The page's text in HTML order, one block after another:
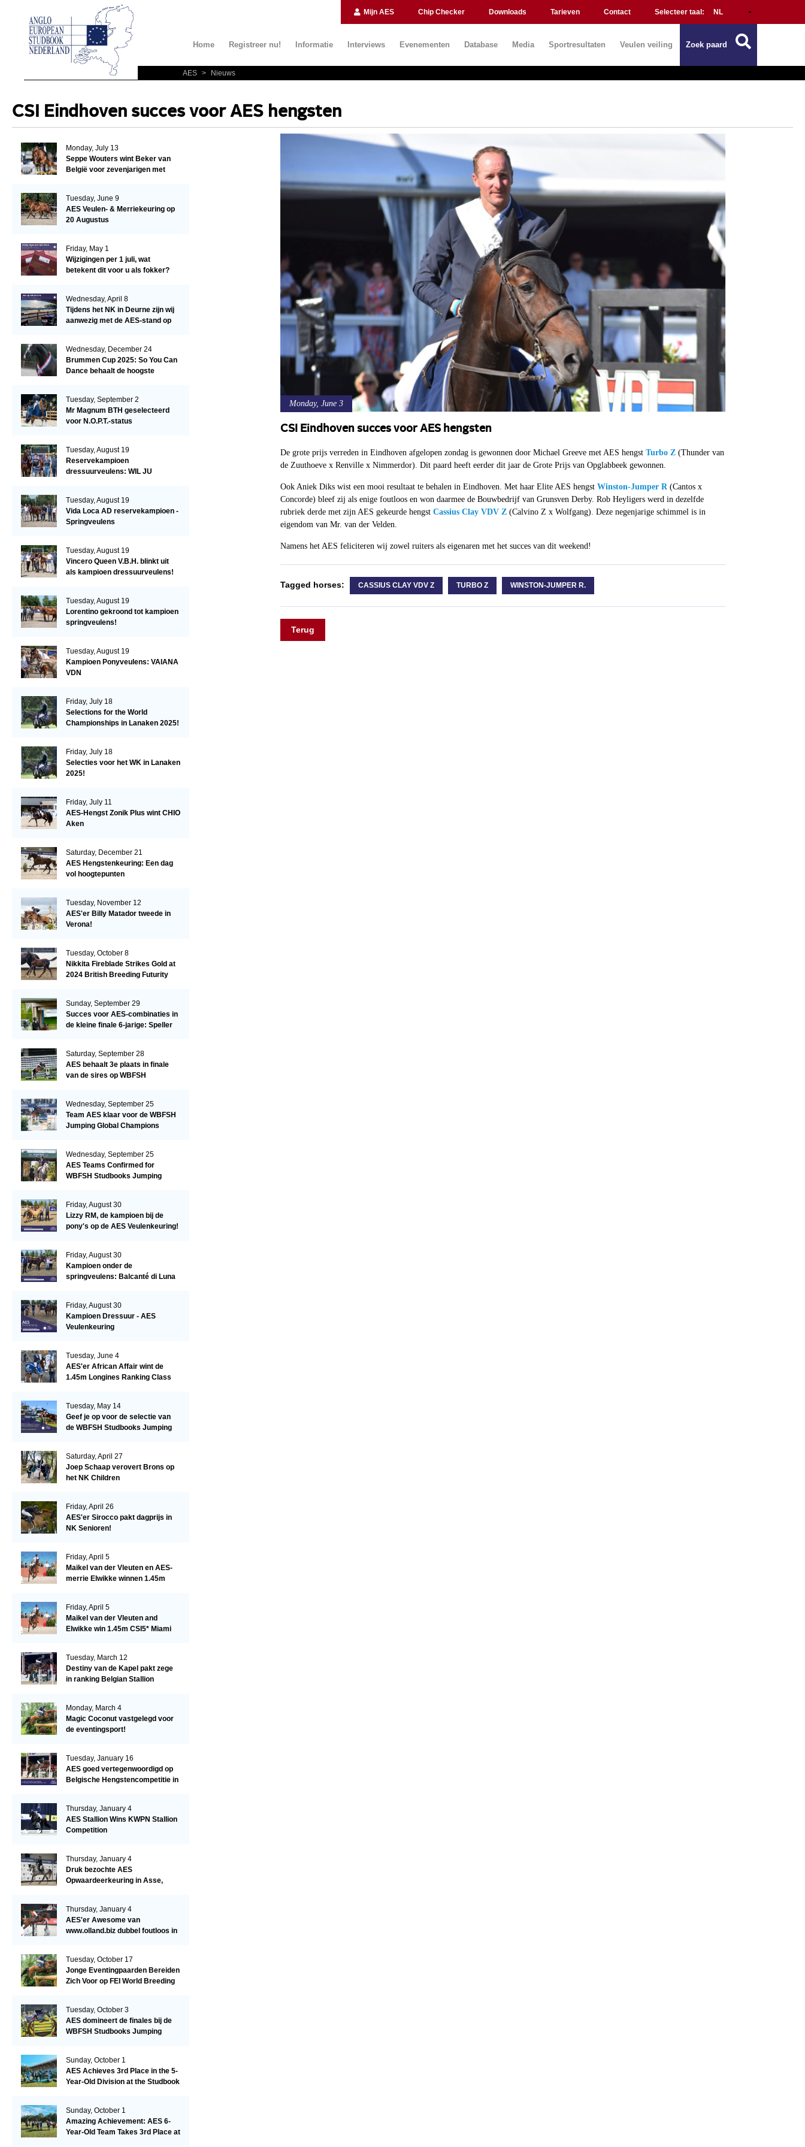
Mijn AES Chip Checker Downloads Tarieven Contact Selecteer taal:
Home Registreer nu! Informatie Interviews Evenementen Database Media Sportresultaten Veulen veiling Zoek paard
AES > Nieuws
CSI Eindhoven succes voor AES hengsten
Monday, June 3
CSI Eindhoven succes voor AES hengsten
De grote prijs verreden in Eindhoven afgelopen zondag is gewonnen door Michael Greeve met AES hengst Turbo Z(Thunder van
de Zuuthoeve x Renville x Nimmerdor). Dit paard heeft eerder dit jaar de Grote Prijs van Opglabbeek gewonnen.
Ook Aniek Diks wist een mooi resultaat te behalen in Eindhoven. Met haar Elite AES hengst Winston-Jumper R(Cantos x
Concorde) bleef zij als enige foutloos en won daarmee de Bouwbedrijf van Grunsven Derby. Rob Heyligers werd in dezelfde
rubriek derde met zijn AES gekeurde hengst Cassius Clay VDV Z(Calvino Z x Wolfgang). Deze negenjarige schimmel is in
eigendom van Mr. van der Velden.
Namens het AES feliciteren wij zowel ruiters als eigenaren met het succes van dit weekend!
Tagged horses: CASSIUS CLAY VDV Z TURBO Z WINSTON-JUMPER R.
Terug
Monday, July 13
Seppe Wouters wint Beker van
België voor zevenjarigen met
Tuesday, June 9
AES Veulen- & Merriekeuring op
20 Augustus
Friday, May 1
Wijzigingen per 1 juli, wat
betekent dit voor u als fokker?
Wednesday, April 8
Tijdens het NK in Deurne zijn wij
aanwezig met de AES-stand op
Wednesday, December 24
Brummen Cup 2025: So You Can
Dance behaalt de hoogste
Tuesday, September 2
Mr Magnum BTH geselecteerd
voor N.O.P.T.-status
Tuesday, August 19
Reservekampioen
dressuurveulens: WIL JU
Tuesday, August 19
Vida Loca AD reservekampioen -
Springveulens
Tuesday, August 19
Vincero Queen V.B.H. blinkt uit
als kampioen dressuurveulens!
Tuesday, August 19
Lorentino gekroond tot kampioen
springveulens!
Tuesday, August 19
Kampioen Ponyveulens: VAIANA
VDN
Friday, July 18
Selections for the World
Championships in Lanaken 2025!
Friday, July 18
Selecties voor het WK in Lanaken
2025!
Friday, July 11
AES-Hengst Zonik Plus wint CHIO
Aken
Saturday, December 21
AES Hengstenkeuring: Een dag
vol hoogtepunten
Tuesday, November 12
AES'er Billy Matador tweede in
Verona!
Tuesday, October 8
Nikkita Fireblade Strikes Gold at
2024 British Breeding Futurity
Sunday, September 29
Succes voor AES-combinaties in
de kleine finale 6-jarige: Speller
Saturday, September 28
AES behaalt 3e plaats in finale
van de sires op WBFSH
Wednesday, September 25
Team AES klaar voor de WBFSH
Jumping Global Champions
Wednesday, September 25
AES Teams Confirmed for
WBFSH Studbooks Jumping
Friday, August 30
Lizzy RM, de kampioen bij de
pony's op de AES Veulenkeuring!
Friday, August 30
Kampioen onder de
springveulens: Balcanté di Luna
Friday, August 30
Kampioen Dressuur - AES
Veulenkeuring
Tuesday, June 4
AES'er African Affair wint de
1.45m Longines Ranking Class
Tuesday, May 14
Geef je op voor de selectie van
de WBFSH Studbooks Jumping
Saturday, April 27
Joep Schaap verovert Brons op
het NK Children
Friday, April 26
AES'er Sirocco pakt dagprijs in
NK Senioren!
Friday, April 5
Maikel van der Vleuten en AES-
merrie Elwikke winnen 1.45m
Friday, April 5
Maikel van der Vleuten and
Elwikke win 1.45m CSI5* Miami
Tuesday, March 12
Destiny van de Kapel pakt zege
in ranking Belgian Stallion
Monday, March 4
Magic Coconut vastgelegd voor
de eventingsport!
Tuesday, January 16
AES goed vertegenwoordigd op
Belgische Hengstencompetitie in
Thursday, January 4
AES Stallion Wins KWPN Stallion
Competition
Thursday, January 4
Druk bezochte AES
Opwaardeerkeuring in Asse,
Thursday, January 4
AES'er Awesome van
www.olland.biz dubbel foutloos in
Tuesday, October 17
Jonge Eventingpaarden Bereiden
Zich Voor op FEI World Breeding
Tuesday, October 3
AES domineert de finales bij de
WBFSH Studbooks Jumping
Sunday, October 1
AES Achieves 3rd Place in the 5-
Year-Old Division at the Studbook
Sunday, October 1
Amazing Achievement: AES 6-
Year-Old Team Takes 3rd Place at